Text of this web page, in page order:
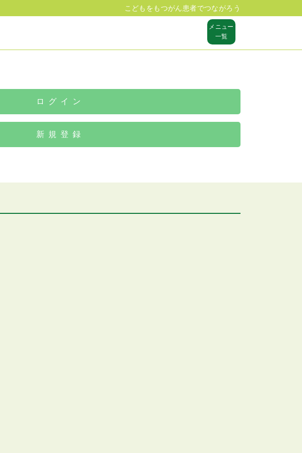
こどもをもつがん患者でつながろう
メニュー
一覧
ログイン
新規登録